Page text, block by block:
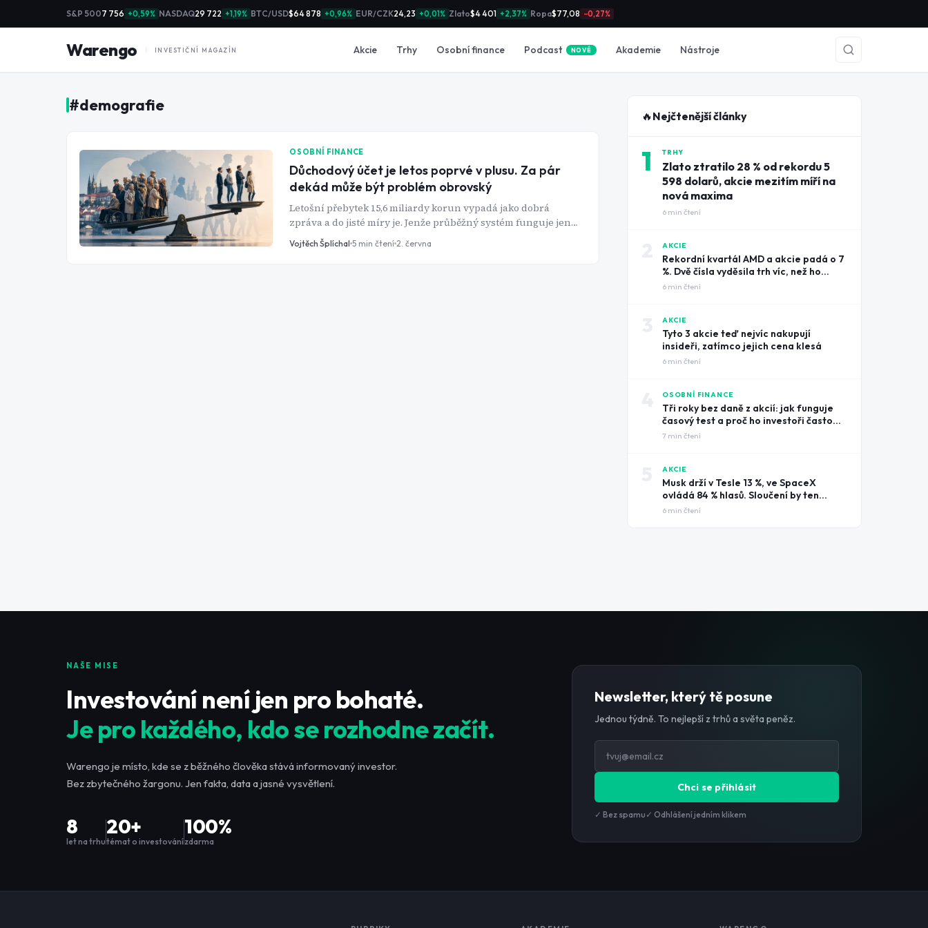
S&P 5007 756 +0,59% NASDAQ29 722 +1,19% BTC/USD$64 878 +0,96% EUR/CZK24,23 +0,01% Zlato$4 401 +2,37% Ropa$77,08 −0,27%
Warengo INVESTIČNÍ MAGAZÍN Akcie Trhy Osobní finance Podcast NOVÉ Akademie Nástroje
#demografie
OSOBNÍ FINANCE
Důchodový účet je letos poprvé v plusu. Za pár
dekád může být problém obrovský
Letošní přebytek 15,6 miliardy korun vypadá jako dobrá
zpráva a do jisté míry je. Jenže průběžný systém funguje jen
tehdy, když má dost pracujících na každého důchodce. V
Česku se rodí rekordně méně dětí a do důchodu odcházejí
Vojtěch Šplíchal 5 min čtení 2. června
🔥 Nejčtenější články
1 TRHY
Zlato ztratilo 28 % od rekordu 5
598 dolarů, akcie mezitím míří na
nová maxima
6 min čtení
AKCIE
Rekordní kvartál AMD a akcie padá o 7
%. Dvě čísla vyděsila trh víc, než ho
potěšily tržby
6 min čtení
AKCIE
Tyto 3 akcie teď nejvíc nakupují
insideři, zatímco jejich cena klesá
6 min čtení
OSOBNÍ FINANCE
Tři roky bez daně z akcií: jak funguje
časový test a proč ho investoři často
prošvihnou
7 min čtení
AKCIE
Musk drží v Tesle 13 %, ve SpaceX
ovládá 84 % hlasů. Sloučení by ten
rozdíl smazalo
6 min čtení
NAŠE MISE
Investování není jen pro bohaté.
Je pro každého, kdo se rozhodne začít.
Warengo je místo, kde se z běžného člověka stává informovaný investor.
Bez zbytečného žargonu. Jen fakta, data a jasné vysvětlení.
8
let na trhu
20+
témat o investování
100%
zdarma
Newsletter, který tě posune
Jednou týdně. To nejlepší z trhů a světa peněz.
Chci se přihlásit
✓ Bez spamu ✓ Odhlášení jedním klikem